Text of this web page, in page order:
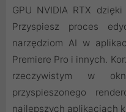
GPU NVIDIA RTX
Przyspiesz proces
narzędziom AI w
Premiere Pro i innych.
rzeczywistym w
przyspieszonego
najlepszych aplikacjach